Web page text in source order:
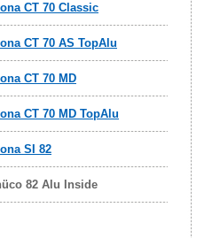
CT 70 Classic
CT 70 AS TopAlu
CT 70 MD
CT 70 MD TopAlu
SI 82
82 Alu Inside